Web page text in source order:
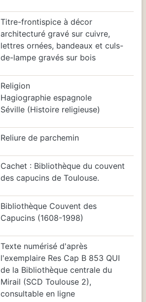
Titre-frontispice à décor
architecturé gravé sur cuivre,
lettres ornées, bandeaux et culs-
de-lampe gravés sur bois
Religion
Hagiographie espagnole
Séville (Histoire religieuse)
Reliure de parchemin
Cachet : Bibliothèque du couvent
des capucins de Toulouse.
Bibliothèque Couvent des
Capucins (1608-1998)
Texte numérisé d'après
l'exemplaire Res Cap B 853 QUI
de la Bibliothèque centrale du
Mirail (SCD Toulouse 2),
consultable en ligne